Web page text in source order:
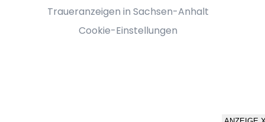
Traueranzeigen in Sachsen-Anhalt
Cookie-Einstellungen